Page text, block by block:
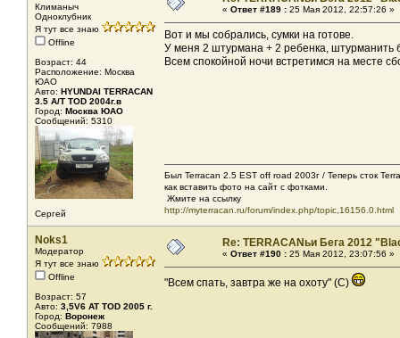
Климаныч
Одноклубник
Я тут все знаю
Offline
Возраст: 44
Расположение: Москва
ЮАО
Авто: HYUNDAI TERRACAN
3.5 A/T TOD 2004г.в
Город: Москва ЮАО
Сообщений: 5310
Сергей
« Ответ #189 : 25 Мая 2012, 22:57:26 »
Вот и мы собрались, сумки на готове.
У меня 2 штурмана + 2 ребенка, штурманить
Всем спокойной ночи встретимся на месте
Был Terracan 2.5 EST off road 2003г / Теперь сток
как вставить фото на сайт с фотками.
Жмите на ссылку
http://myterracan.ru/forum/index.php/topic,16156.0.html
Noks1
Модератор
Я тут все знаю
Offline
Возраст: 57
Авто: 3,5V6 AT TOD 2005 г.
Город: Воронеж
Сообщений: 7988
Re: TERRACANьи Бега 2012
« Ответ #190 : 25 Мая 2012, 23:07:56 »
"Всем спать, завтра же на охоту" (С)